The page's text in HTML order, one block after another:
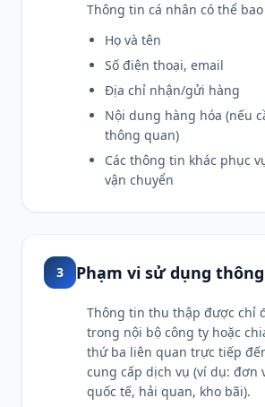
Thông tin cá nhân có thể
Họ và tên
Số điện thoại, email
Địa chỉ nhận/gửi hàng
Nội dung hàng hóa (nếu
thông quan)
Các thông tin khác phục
vận chuyển
3 Phạm vi sử dụng
Thông tin thu thập được chỉ
trong nội bộ công ty hoặc
thứ ba liên quan trực tiếp
cung cấp dịch vụ (ví dụ: đơn
quốc tế, hải quan, kho bãi).